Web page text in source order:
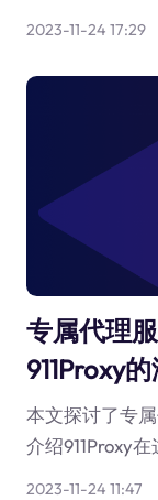
2023-11-24 17:29
专属代理
911Proxy
本文探讨了专
介绍911Proxy
2023-11-24 11:47